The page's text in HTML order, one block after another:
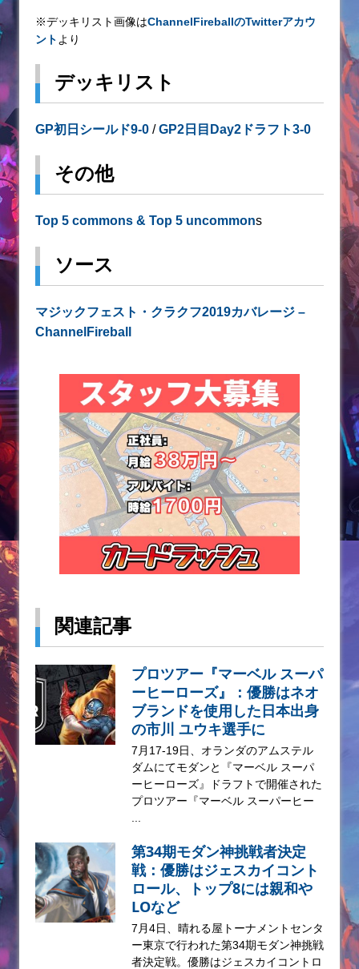
※デッキリスト画像はChannelFireballのTwitterアカウ
ント より
デッキリスト
GP初日シールド9-0 /GP2日目Day2ドラフト3-0
その他
Top 5 commons & Top 5 uncommons
ソース
マジックフェスト・クラクフ2019カバレージ –
ChannelFireball
関連記事
プロツアー『マーベル スーパ
ーヒーローズ』：優勝はネオ
ブランドを使用した日本出身
の市川 ユウキ選手に
7月17-19日、オランダのアムステル
ダムにてモダンと『マーベル スーパ
ーヒーローズ』ドラフトで開催された
プロツアー『マーベル スーパーヒー
第34期モダン神挑戦者決定
戦：優勝はジェスカイコント
ロール、トップ8には親和や
LOなど
7月4日、晴れる屋トーナメントセンタ
ー東京で行われた第34期モダン神挑戦
者決定戦。優勝はジェスカイコントロ